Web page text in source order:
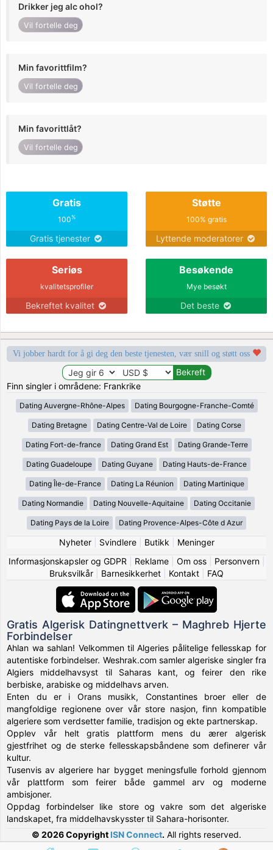
Drikker jeg alc ohol?
Vil fortelle deg
Min favorittfilm?
Vil fortelle deg
Min favorittlåt?
Vil fortelle deg
Gratis
100%
Gratis tjenester
Støtte
100% gratis
Lyttende moderatorer
Seriøs
kvalitetsprofiler
Bekreftet kvalitet
Besøkende
Mye besøkt
Det beste
Vi jobber hardt for å gi deg den beste tjenesten, vær snill og støtt oss
Finn singler i områdene: Frankrike
Dating Auvergne-Rhône-Alpes Dating Bourgogne-Franche-Comté
Dating Bretagne Dating Centre-Val de Loire Dating Corse
Dating Fort-de-france Dating Grand Est Dating Grande-Terre
Dating Guadeloupe Dating Guyane Dating Hauts-de-France
Dating Île-de-France Dating La Réunion Dating Martinique
Dating Normandie Dating Nouvelle-Aquitaine Dating Occitanie
Dating Pays de la Loire Dating Provence-Alpes-Côte d Azur
Nyheter| Svindlere| Butikk
Meninger
Informasjonskapsler og GDPR
Reklame| Om oss| Personvern|
Bruksvilkår
Barnesikkerhet Kontakt FAQ
Gratis Algerisk Datingnettverk – Maghreb Hjerte
Forbindelser
Ahlan wa sahlan! Velkommen til Algeries pålitelige fellesskap for
autentiske forbindelser. Weshrak.com samler algeriske singler fra
Algiers middelhavsyst til Saharas kant, og feirer den rike
berbiske, arabiske og middelhavs arven.
Enten du er i Orans musikk, Constantines broer eller de
mangfoldige regionene over vår store nasjon, finn kompatible
algeriere som verdsetter familie, tradisjon og ekte partnerskap.
Opplev vår helt gratis plattform mens du ærer algerisk
gjestfrihet og de sterke fellesskapsbåndene som definerer vår
kultur.
Tusenvis av algeriere har bygget meningsfulle forhold gjennom
vår plattform som feirer både gammel arv og moderne
ambisjoner.
Oppdag forbindelser like store og vakre som det algeriske
landskapet, fra middelhavskysster til Sahara-horisonter.
© 2026 Copyright ISN Connect. All rights reserved.